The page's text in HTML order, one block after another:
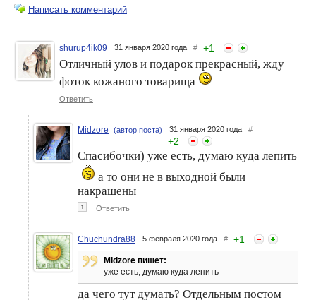
Мой первый опыт заказа с
турецкого сайта одежды
У меня хвастик и
интересный заказ
Лакодомик по брендам.
Wula Nailsoul, Dance
Legend, Eva Mosaic. Часть
Написать комментарий
shurup4ik09 31 января 2020 года # +1
Отличный улов и подарок прекрасный, жду
фоток кожаного товарища
Ответить
Midzore (автор поста) 31 января 2020 года #
+2
Спасибочки) уже есть, думаю куда лепить
а то они не в выходной были
накрашены
↑ Ответить
Chuchundra88 5 февраля 2020 года # +1
Midzore пишет:
уже есть, думаю куда лепить
да чего тут думать? Отдельным постом